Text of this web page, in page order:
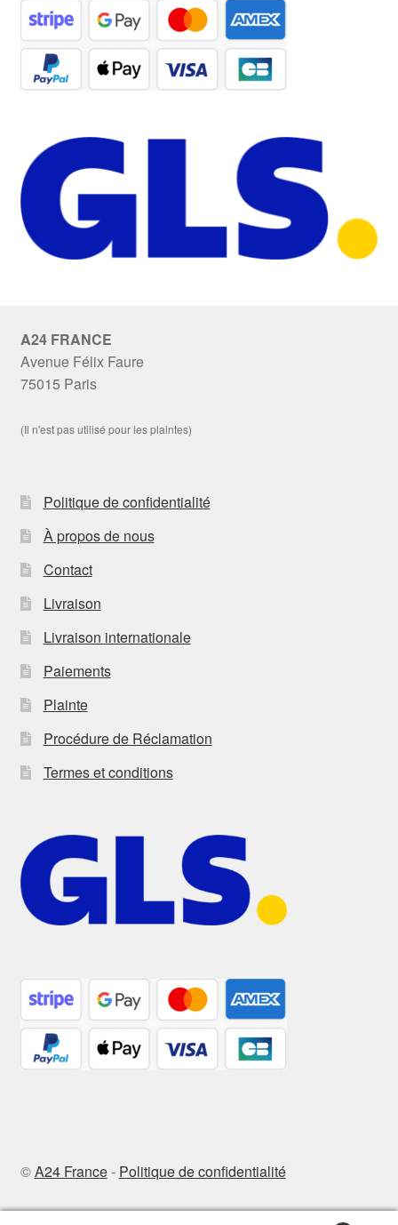
A24 FRANCE
Avenue Félix Faure
75015 Paris
(Il n'est pas utilisé pour les plaintes)
Politique de confidentialité
À propos de nous
Contact
Livraison
Livraison internationale
Paiements
Plainte
Procédure de Réclamation
Termes et conditions
©A24 France- Politique de confidentialité